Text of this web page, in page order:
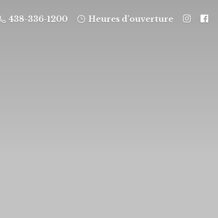
438-336-1200 Heures d'ouverture